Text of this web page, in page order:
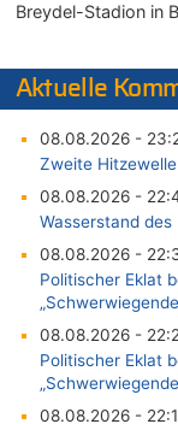
Breydel-Stadion in
Aktuelle
08.08.2026 -
Zweite
08.08.2026 -
Wasserstand des
08.08.2026 -
Politischer Eklat
08.08.2026 -
Politischer Eklat
08.08.2026 -